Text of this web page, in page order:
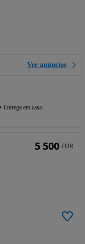
Ver anúncios
Entrega em casa
5 500 EUR